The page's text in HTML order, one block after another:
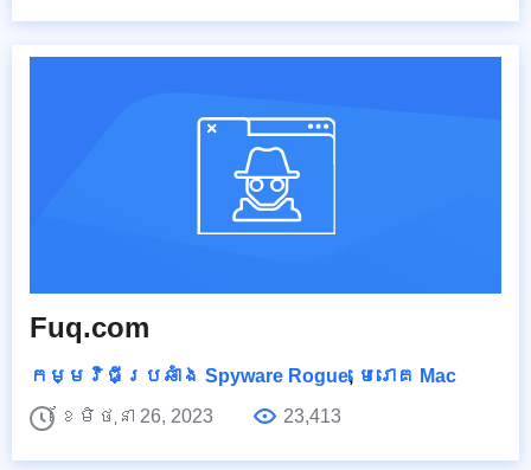
Fuq.com
កម្មវិធីប្រឆាំង Spyware Rogue, មេរោគ Mac
ខែមិថុនា 26, 2023
23,413